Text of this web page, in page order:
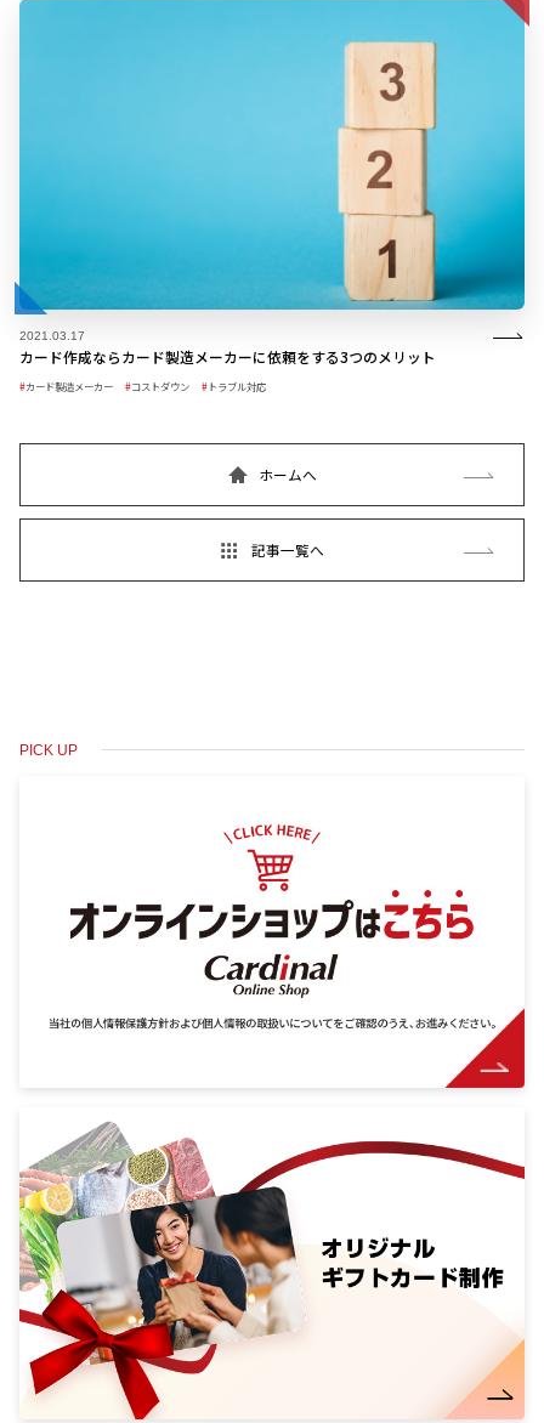
2021.03.17
カード作成ならカード製造メーカーに依頼をする3つのメリット
カード製造メーカー コストダウン トラブル対応
ホームへ
記事一覧へ
PICK UP